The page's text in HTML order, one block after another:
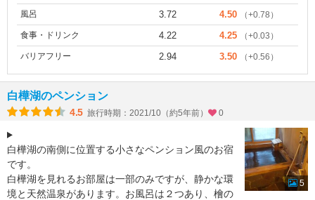
風呂 3.72 4.50 （+0.78）
食事・ドリンク 4.22 4.25 （+0.03）
バリアフリー 2.94 3.50 （+0.56）
白樺湖のペンション
4.5 旅行時期：2021/10（約5年前） 0
白樺湖の南側に位置する小さなペンション風のお宿
です。
白樺湖を見れるお部屋は一部のみですが、静かな環
境と天然温泉があります。お風呂は２つあり、檜の
5